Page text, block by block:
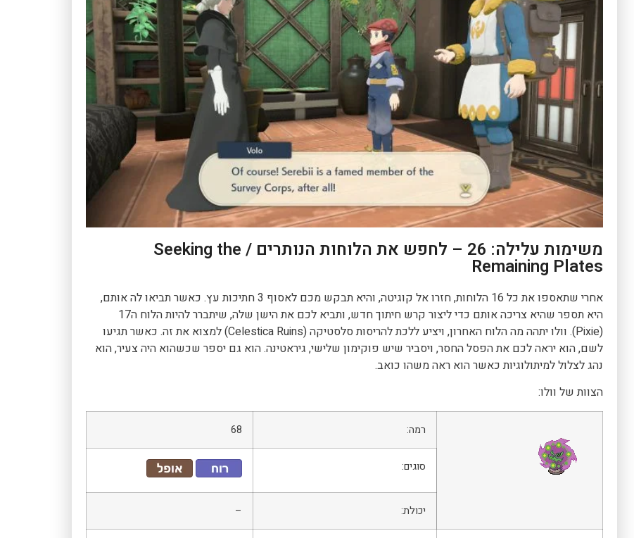
משימות עלילה: 26 – לחפש את הלוחות הנותרים / Seeking the
Remaining Plates
אחרי שתאספו את כל 16 הלוחות, חזרו אל קוגיטה, והיא תבקש מכם לאסוף 3 חתיכות עץ. כאשר תביאו לה אותם,
היא תספר שהיא צריכה אותם כדי ליצור קרש חיתוך חדש, ותביא לכם את הישן שלה, שיתברר להיות הלוח ה17
(Pixie). וולו יתהה מה הלוח האחרון, ויציע ללכת להריסות סלסטיקה (Celestica Ruins) למצוא את זה. כאשר תגיעו
לשם, הוא יראה לכם את הפסל החסר, ויסביר שיש פוקימון שלישי, גיראטינה. הוא גם יספר שכשהוא היה צעיר, הוא
נהג לצלול למיתולוגיות כאשר הוא ראה משהו כואב.
הצוות של וולו:
רמה: 68
סוגים:
יכולת: –